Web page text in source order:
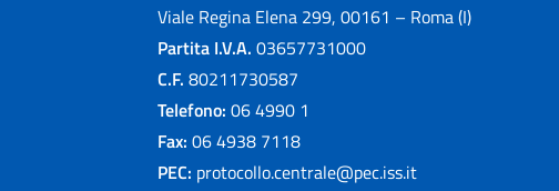
Viale Regina Elena 299, 00161 – Roma (I)
Partita I.V.A. 03657731000
C.F. 80211730587
Telefono: 06 4990 1
Fax: 06 4938 7118
PEC: protocollo.centrale@pec.iss.it